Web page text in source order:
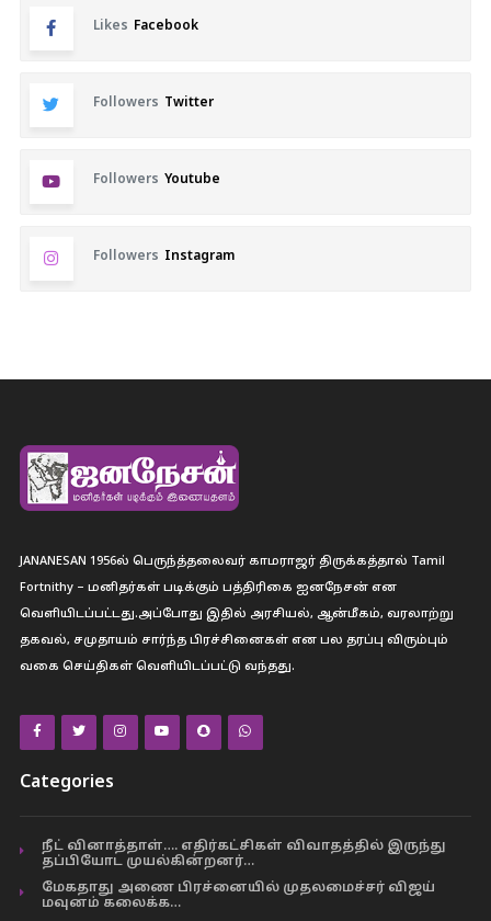
Likes Facebook
Followers Twitter
Followers Youtube
Followers Instagram
JANANESAN 1956ல் பெருந்த்தலைவர் காமராஜர் திருக்கத்தால் Tamil
Fortnithy – மனிதர்கள் படிக்கும் பத்திரிகை ஐனநேசன் என
வெளியிடப்பட்டது.அப்போது இதில் அரசியல், ஆன்மீகம், வரலாற்று
தகவல், சமுதாயம் சார்ந்த பிரச்சினைகள் என பல தரப்பு விரும்பும்
வகை செய்திகள் வெளியிடப்பட்டு வந்தது.
Categories
நீட் வினாத்தாள்…. எதிர்கட்சிகள் விவாதத்தில் இருந்து
தப்பியோட முயல்கின்றனர்…
மேகதாது அணை பிரச்னையில் முதலமைச்சர் விஜய்
மவுனம் கலைக்க…